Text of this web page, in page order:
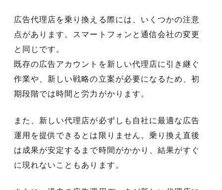
広告代理店を乗り換える際には、いくつかの注意
点があります。スマートフォンと通信会社の変更
と同じです。
既存の広告アカウントを新しい代理店に引き継ぐ
作業や、新しい戦略の立案が必要になるため、初
期段階では時間と労力がかります。
また、新しい代理店が必ずしも自社に最適な広告
運用を提供できるとは限りません。乗り換え直後
は成果が安定するまで時間がかかり、結果がすぐ
に現れないこともあります。